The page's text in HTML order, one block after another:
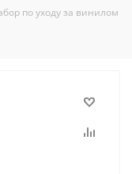
по уходу за винилом